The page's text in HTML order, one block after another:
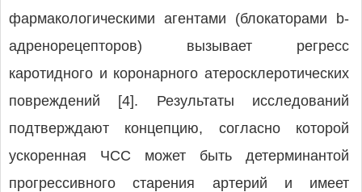
фармакологическими агентами (блокаторами b-
адренорецепторов) вызывает регресс
каротидного и коронарного атеросклеротических
повреждений [4]. Результаты исследований
подтверждают концепцию, согласно которой
ускоренная ЧСС может быть детерминантой
прогрессивного старения артерий и имеет